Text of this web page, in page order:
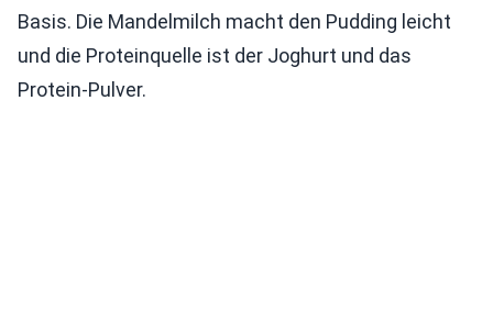
Basis. Die Mandelmilch macht den Pudding leicht
und die Proteinquelle ist der Joghurt und das
Protein-Pulver.